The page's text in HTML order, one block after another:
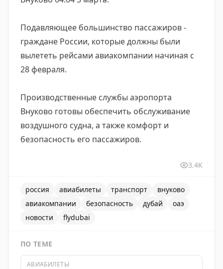
Подавляющее большинство пассажиров -
граждане России, которые должны были
вылететь рейсами авиакомпании начиная с
28 февраля.
Производственные службы аэропорта
Внуково готовы обеспечить обслуживание
воздушного судна, а также комфорт и
безопасность его пассажиров.
3.4K
россия авиабилеты транспорт
внуково
авиакомпании
безопасность дубай
оаэ
новости
flydubai
ПО ТЕМЕ
АВИАБИЛЕТЫ